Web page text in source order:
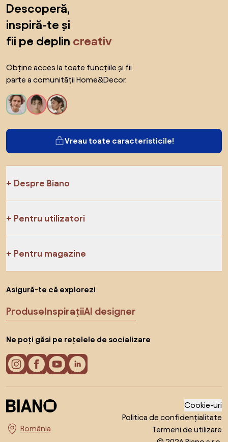
Descoperă,
inspiră-te și
fii pe deplin creativ
Obține acces la toate funcțiile și fii
parte a comunității Home&Decor.
Vreau toate caracteristicile!
Despre Biano
Pentru utilizatori
Pentru magazine
Asigură-te că explorezi
ProduseInspirațiiAI designer
Ne poți găsi pe rețelele de socializare
Alege țara
Cookie-uri
Politica de confidențialitate
Termeni de utilizare